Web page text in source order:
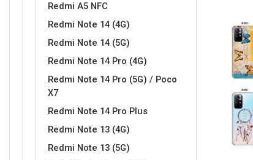
Redmi A5 NFC
Redmi Note 14 (4G)
Redmi Note 14 (5G)
Redmi Note 14 Pro (4G)
Redmi Note 14 Pro (5G) / Poco
X7
Redmi Note 14 Pro Plus
Redmi Note 13 (4G)
Redmi Note 13 (5G)
Svemirska kolekcija